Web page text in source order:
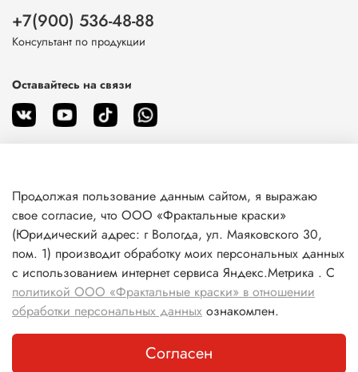
О магазине
Клиентам
Информация
+7(900) 536-48-88
Консультант по продукции
Оставайтесь на связи
Продолжая пользование данным сайтом, я выражаю
свое согласие, что ООО «Фрактальные краски»
(Юридический адрес: г Вологда, ул. Маяковского 30,
пом. 1) производит обработку моих персональных данных
с использованием интернет сервиса Яндекс.Метрика . С
политикой ООО «Фрактальные краски» в отношении
обработки персональных данных ознакомлен.
Согласен